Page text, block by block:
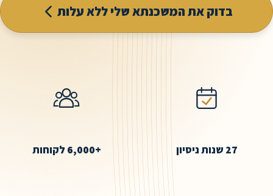
בדוק את המשכנתא שלי ללא עלות
6,000+ לקוחות